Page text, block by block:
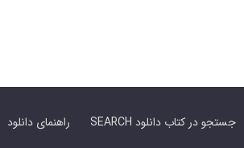
راهنمای دانلود SEARCH جستجو در کتاب دانلود